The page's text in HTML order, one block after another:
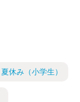
夏休み（小学生）